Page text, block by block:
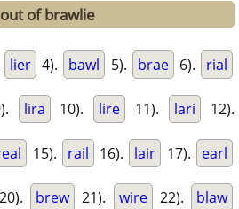
of brawlie
lier 4). bawl 5). brae 6). rial
lira 10). lire 11). lari 12).
15). rail 16). lair 17). earl
20). brew 21). wire 22). blaw